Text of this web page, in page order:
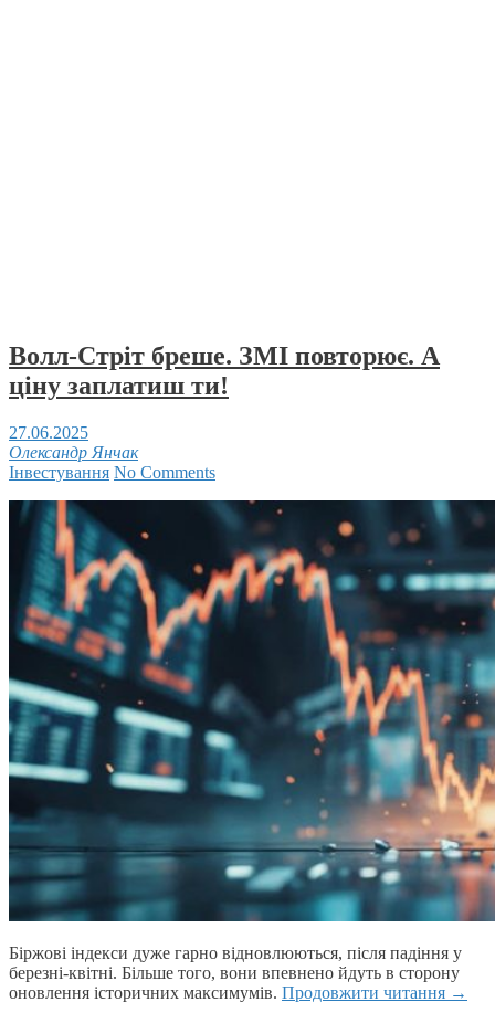
Волл-Cтріт бреше. ЗМІ повторює. А
ціну заплатиш ти!
27.06.2025
Олександр Янчак
Інвестування No Comments
Біржові індекси дуже гарно відновлюються, після падіння у
березні-квітні. Більше того, вони впевнено йдуть в сторону
оновлення історичних максимумів. Продовжити читання →